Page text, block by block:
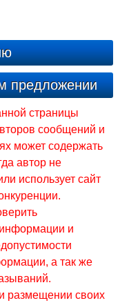
предложении
страницы
сообщений и
может содержать
автор не
использует сайт
и
а так же
размещении своих